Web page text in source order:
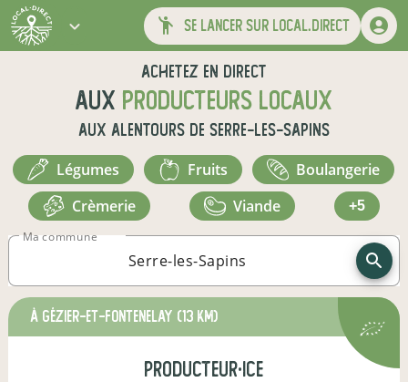
se lancer sur local.direct
Achetez en direct
aux producteurs locaux
aux alentours de Serre-les-Sapins
légumes fruits
boulangerie
crèmerie
viande +5
Ma commune
à Gézier-et-Fontenelay (13 km)
producteur·ice